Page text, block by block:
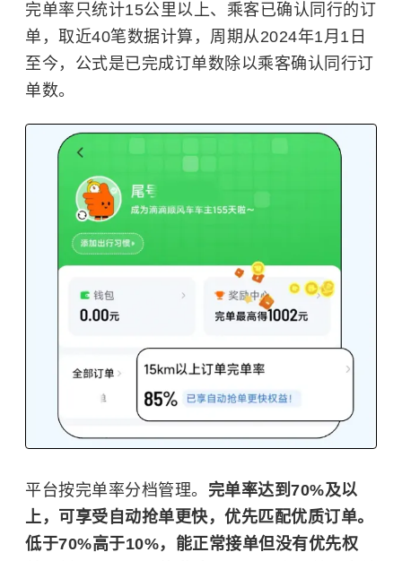
完单率只统计15公里以上、乘客已确认同行的订
单，取近40笔数据计算，周期从2024年1月1日
至今，公式是已完成订单数除以乘客确认同行订
单数。
平台按完单率分档管理。 完单率达到70%及以
上，可享受自动抢单更快，优先匹配优质订单。
低于70%高于10%，能正常接单但没有优先权